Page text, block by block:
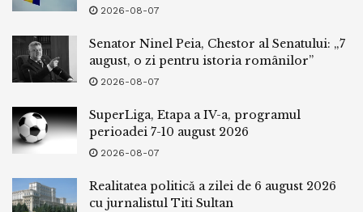
2026-08-07
Senator Ninel Peia, Chestor al Senatului: „7
august, o zi pentru istoria românilor”
2026-08-07
SuperLiga, Etapa a IV-a, programul
perioadei 7-10 august 2026
2026-08-07
Realitatea politică a zilei de 6 august 2026
cu jurnalistul Titi Sultan